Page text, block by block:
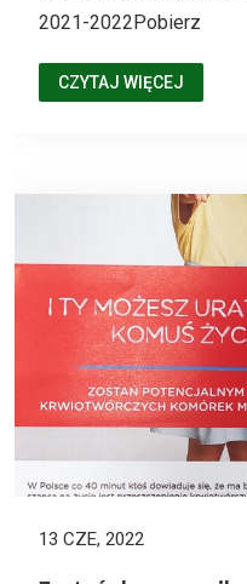
2021-2022Pobierz
CZYTAJ WIĘCEJ
13 CZE, 2022